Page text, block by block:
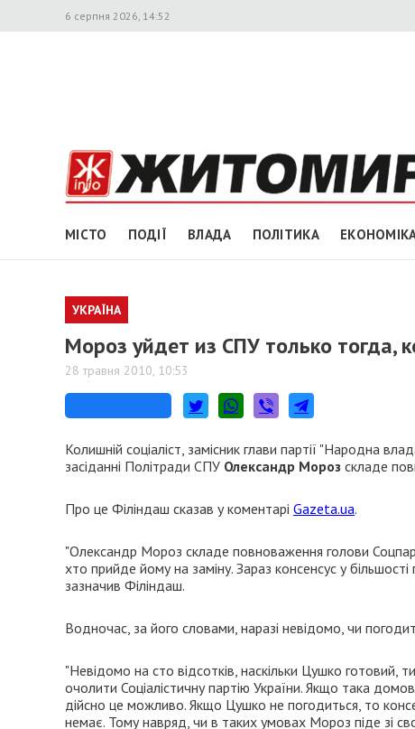
6 серпня 2026, 14:52
МІСТО ПОДІЇ ВЛАДА ПОЛІТИКА
УКРАЇНА
Мороз уйдет из СПУ только тогда,
28 травня 2010, 10:53
Колишній соціаліст, замісник глави партії "Народна
засіданні Політради СПУ Олександр Мороз складе
Про це Філіндаш сказав у коментарі Gazeta.ua.
"Олександр Мороз складе повноваження голови
хто прийде йому на заміну. Зараз консенсус у
зазначив Філіндаш.
Водночас, за його словами, наразі невідомо, чи
"Невідомо на сто відсотків, наскільки Цушко
очолити Соціалістичну партію України. Якщо така
дійсно це можливо. Якщо Цушко не погодиться, то
немає. Тому навряд, чи в таких умовах Мороз піде зі